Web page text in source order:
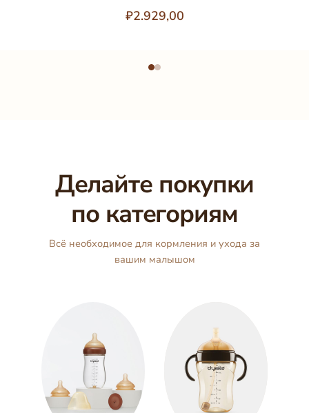
₽2.929,00
Делайте покупки
по категориям
Всё необходимое для кормления и ухода за
вашим малышом